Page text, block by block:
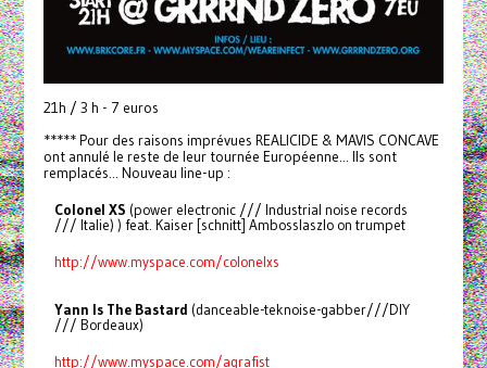
21h / 3 h - 7 euros
***** Pour des raisons imprévues REALICIDE & MAVIS CONCAVE
ont annulé le reste de leur tournée Européenne... Ils sont
remplacés... Nouveau line-up :
Colonel XS (power electronic /// Industrial noise records
/// Italie) ) feat. Kaiser [schnitt] Ambosslaszlo on trumpet
http://www.myspace.com/colonelxs
Yann Is The Bastard (danceable-teknoise-gabber///DIY
/// Bordeaux)
http://www.myspace.com/agrafist